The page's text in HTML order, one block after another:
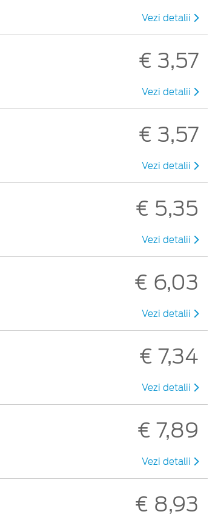
Vezi detalii
€ 3,57
Vezi detalii
€ 3,57
Vezi detalii
€ 5,35
Vezi detalii
€ 6,03
Vezi detalii
€ 7,34
Vezi detalii
€ 7,89
Vezi detalii
€ 8,93